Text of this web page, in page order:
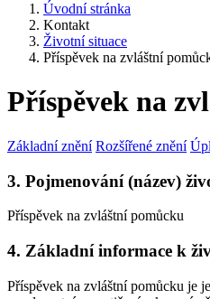
Úvodní stránka
Kontakt
Životní situace
Příspěvek na zvláštní
Příspěvek na
Základní znění Rozšířené znění
3. Pojmenování (název)
Příspěvek na zvláštní pomůcku
4. Základní informace k
Příspěvek na zvláštní pomůcku je